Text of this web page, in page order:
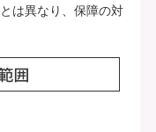
は異なり、保障の対